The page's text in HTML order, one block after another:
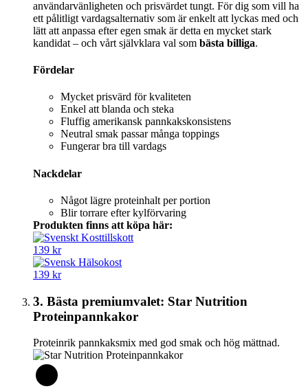
användarvänligheten och prisvärdet tungt. För dig som vill ha
ett pålitligt vardagsalternativ som är enkelt att lyckas med och
lätt att anpassa efter egen smak är detta en mycket stark
kandidat – och vårt självklara val som bästa billiga.
Fördelar
Mycket prisvärd för kvaliteten
Enkel att blanda och steka
Fluffig amerikansk pannkakskonsistens
Neutral smak passar många toppings
Fungerar bra till vardags
Nackdelar
Något lägre proteinhalt per portion
Blir torrare efter kylförvaring
Produkten finns att köpa här:
139 kr
139 kr
3. Bästa premiumvalet: Star Nutrition
Proteinpannkakor
Proteinrik pannkaksmix med god smak och hög mättnad.